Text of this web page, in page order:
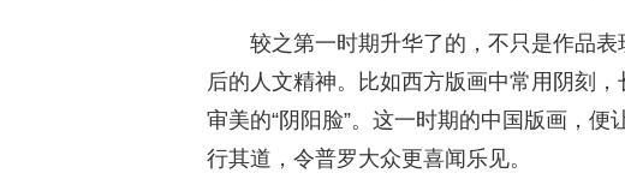
较之第一时期升华了的，不只是作品
后的人文精神。比如西方版画中常用阴刻
审美的“阴阳脸”。这一时期的中国版画，
行其道，令普罗大众更喜闻乐见。